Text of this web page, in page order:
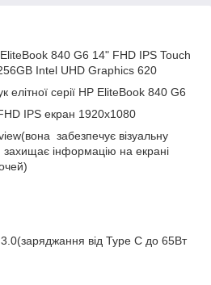
840 G6 14" FHD IPS Touch
Intel UHD Graphics 620
елітної серії HP EliteBook 840 G6
IPS екран 1920x1080
забезпечує візуальну
захищає інформацію на екрані
від Type C до 65Вт